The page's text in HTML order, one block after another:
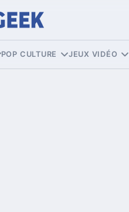
POP CULTURE JEUX VIDÉO